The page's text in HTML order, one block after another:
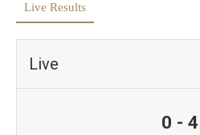
Live Results
Live
0 - 4